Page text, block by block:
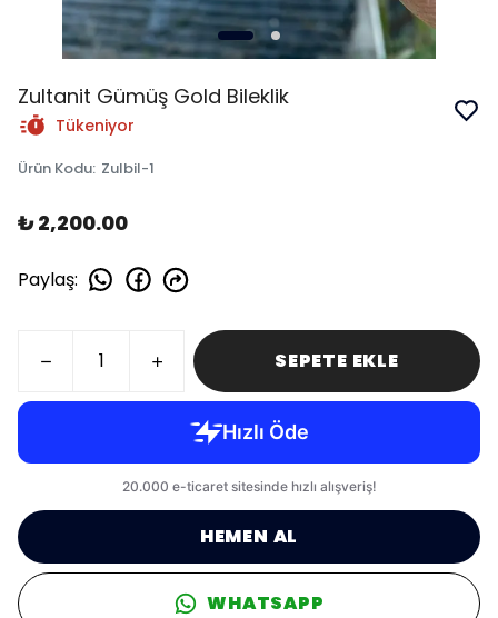
Zultanit Gümüş Gold Bileklik
Tükeniyor
Ürün Kodu: Zulbil-1
₺ 2,200.00
Paylaş:
SEPETE EKLE
HEMEN AL
WHATSAPP